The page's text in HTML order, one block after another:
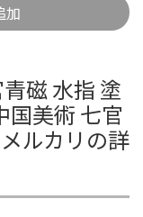
加
磁 水指 塗
国美術 七官
ルカリの詳